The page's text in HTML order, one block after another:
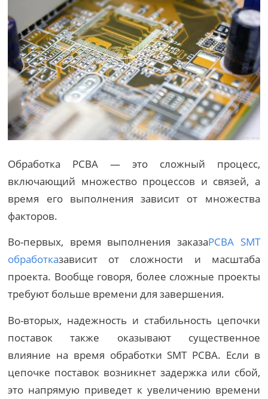
Обработка PCBA — это сложный процесс,
включающий множество процессов и связей, а
время его выполнения зависит от множества
факторов.
Во-первых, время выполнения заказаPCBA SMT
обработказависит от сложности и масштаба
проекта. Вообще говоря, более сложные проекты
требуют больше времени для завершения.
Во-вторых, надежность и стабильность цепочки
поставок также оказывают существенное
влияние на время обработки SMT PCBA. Если в
цепочке поставок возникнет задержка или сбой,
это напрямую приведет к увеличению времени